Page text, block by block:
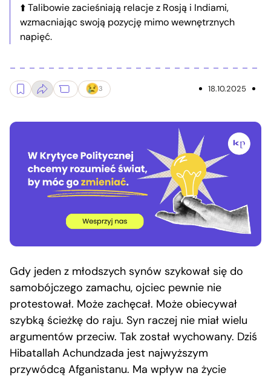
⬆️ Talibowie zacieśniają relacje z Rosją i Indiami,
wzmacniając swoją pozycję mimo wewnętrznych
napięć.
3 18.10.2025
Gdy jeden z młodszych synów szykował się do
samobójczego zamachu, ojciec pewnie nie
protestował. Może zachęcał. Może obiecywał
szybką ścieżkę do raju. Syn raczej nie miał wielu
argumentów przeciw. Tak został wychowany. Dziś
Hibatallah Achundzada jest najwyższym
przywódcą Afganistanu. Ma wpływ na życie